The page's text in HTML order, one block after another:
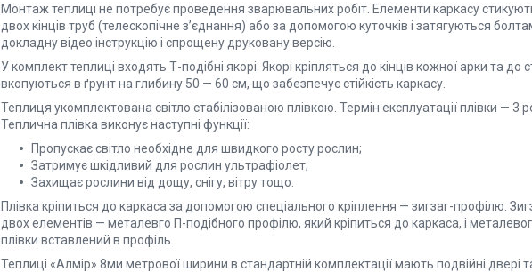
Монтаж теплиці не потребує проведення зварювальних робіт. Елементи каркасу
двох кінців труб (телескопічне з’єднання) або за допомогою куточків і затягуються
докладну відео інструкцію і спрощену друковану версію.
У комплект теплиці входять Т-подібні якорі. Якорі кріпляться до кінців кожної арки та до
вкопуються в ґрунт на глибину 50 — 60 см, що забезпечує стійкість каркасу.
Теплиця укомплектована світло стабілізованою плівкою. Термін експлуатації плівки — 3
Теплична плівка виконує наступні функції:
Пропускає світло необхідне для швидкого росту рослин;
Затримує шкідливий для рослин ультрафіолет;
Захищає рослини від дощу, снігу, вітру тощо.
Плівка кріпиться до каркаса за допомогою спеціального кріплення — зигзаг-профілю.
двох елементів — металевго П-подібного профілю, який кріпиться до каркаса, і
плівки вставлений в профіль.
Теплиці «Алмір» 8ми метрової ширини в стандартній комплектації мають подвійні двері